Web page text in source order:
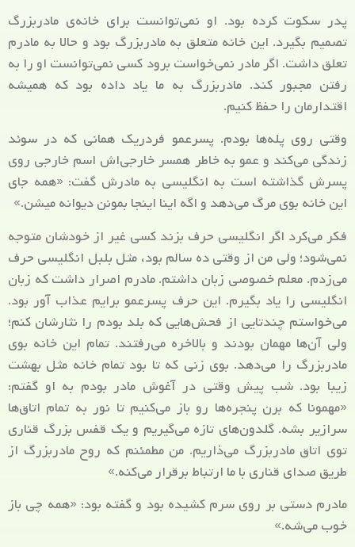
پدر سکوت کرده بود. او نمی‌توانست برای خانه‌ی مادربزرگ
تصمیم بگیرد. این خانه متعلق به مادربزرگ بود و حالا به مادرم
تعلق داشت. اگر مادر نمی‌خواست برود کسی نمی‌توانست او را به
رفتن مجبور کند. مادربزرگ به ما یاد داده بود که همیشه
اقتدارمان را حفظ کنیم.
وقتی روی پله‌ها بودم. پسرعمو فردریک همانی که در سوئد
زندگی می‌کند و عمو به خاطر همسر خارجی‌اش اسم خارجی روی
پسرش گذاشته است به انگلیسی به مادرش گفت: «همه جای
این خانه بوی مرگ می‌دهد و اگه اینا اینجا بمونن دیوانه میشن.»
فکر می‌کرد اگر انگلیسی حرف بزند کسی غیر از خودشان متوجه
نمی‌شود؛ ولی من از وقتی ده سالم بود، مثل بلبل انگلیسی حرف
می‌زدم. معلم خصوصی زبان داشتم. مادرم اصرار داشت که زبان
انگلیسی را یاد بگیرم. این حرف پسرعمو برایم عذاب آور بود.
می‌خواستم چندتایی از فحش‌هایی که بلد بودم را نثارشان کنم؛
ولی آن‌ها مهمان بودند و بالاخره می‌رفتند. تمام این خانه بوی
مادربزرگ را می‌دهد. بوی زنی که تا بود تمام خانه مثل بهشت
زیبا بود. شب پیش وقتی در آغوش مادر بودم به او گفتم:
«مهمونا که برن پنجره‌ها رو باز می‌کنیم تا نور به تمام اتاق‌ها
سرازیر بشه. گلدون‌های تازه می‌گیریم و یک قفس بزرگ قناری
توی اتاق مادربزرگ می‌ذاریم. من مطمئنم که روح مادربزرگ از
طریق صدای قناری با ما ارتباط برقرار می‌کنه.»
مادرم دستی بر روی سرم کشیده بود و گفته بود: «همه چی باز
خوب می‌شه.»